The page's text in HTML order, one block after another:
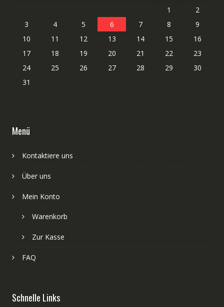
1
2
3
4 5 6 7 8
9
10
11 12 13 14 15
16
17
18 19 20 21 22
23
24
25 26 27 28 29
30
31
Menü
Kontaktiere uns
Über uns
Mein Konto
Warenkorb
Zur Kasse
FAQ
Schnelle Links